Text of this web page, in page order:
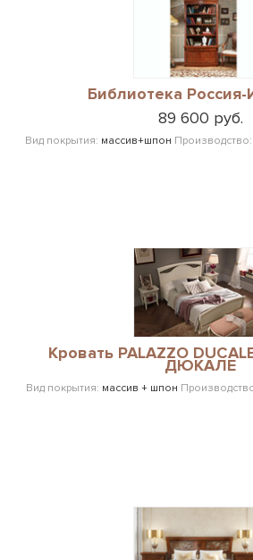
Библиотека Россия-
89 600 руб.
Вид покрытия: массив+шпон Производство:
Кровать PALAZZO
ДЮКАЛЕ
Вид покрытия: массив + шпон